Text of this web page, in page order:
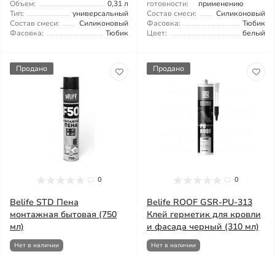
Объем:
0,31 л
Тип:
универсальный
Состав смеси:
Силиконовый
Фасовка:
Тюбик
готовности:
применению
Состав смеси:
Силиконовый
Фасовка:
Тюбик
Цвет:
белый
Продано
0
Belife STD Пена
монтажная бытовая (750
мл)
Нет в наличии
Продано
0
Belife ROOF GSR-PU-313
Клей герметик для кровли
и фасада черный (310 мл)
Нет в наличии